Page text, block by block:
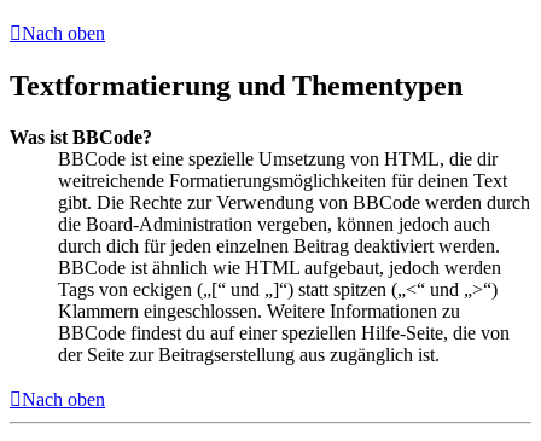
Nach oben
Textformatierung und Thementypen
Was ist BBCode?
BBCode ist eine spezielle Umsetzung von HTML, die dir
weitreichende Formatierungsmöglichkeiten für deinen Text
gibt. Die Rechte zur Verwendung von BBCode werden durch
die Board-Administration vergeben, können jedoch auch
durch dich für jeden einzelnen Beitrag deaktiviert werden.
BBCode ist ähnlich wie HTML aufgebaut, jedoch werden
Tags von eckigen („[“ und „]“) statt spitzen („<“ und „>“)
Klammern eingeschlossen. Weitere Informationen zu
BBCode findest du auf einer speziellen Hilfe-Seite, die von
der Seite zur Beitragserstellung aus zugänglich ist.
Nach oben